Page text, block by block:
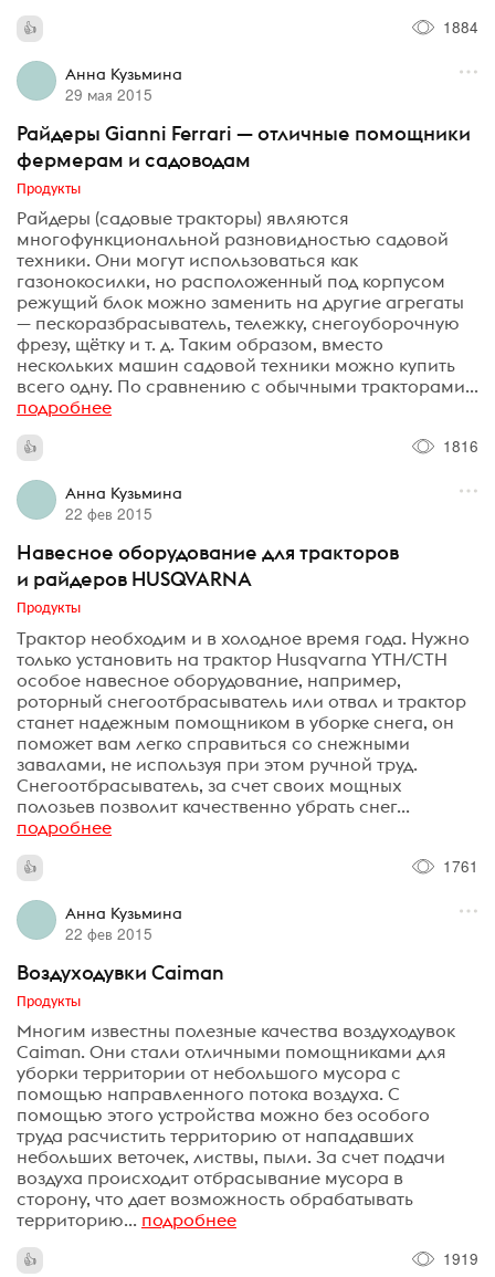
1884
Анна Кузьмина
29 мая 2015
Райдеры Gianni Ferrari — отличные помощники
фермерам и садоводам
Продукты
Райдеры (садовые тракторы) являются
многофункциональной разновидностью садовой
техники. Они могут использоваться как
газонокосилки, но расположенный под корпусом
режущий блок можно заменить на другие агрегаты
— пескоразбрасыватель, тележку, снегоуборочную
фрезу, щётку и т. д. Таким образом, вместо
нескольких машин садовой техники можно купить
всего одну. По сравнению с обычными тракторами...
подробнее
1816
Анна Кузьмина
22 фев 2015
Навесное оборудование для тракторов
и райдеров HUSQVARNA
Продукты
Трактор необходим и в холодное время года. Нужно
только установить на трактор Husqvarna YTH/CTH
особое навесное оборудование, например,
роторный снегоотбрасыватель или отвал и трактор
станет надежным помощником в уборке снега, он
поможет вам легко справиться со снежными
завалами, не используя при этом ручной труд.
Снегоотбрасыватель, за счет своих мощных
полозьев позволит качественно убрать снег...
подробнее
1761
Анна Кузьмина
22 фев 2015
Воздуходувки Caiman
Продукты
Многим известны полезные качества воздуходувок
Caiman. Они стали отличными помощниками для
уборки территории от небольшого мусора с
помощью направленного потока воздуха. С
помощью этого устройства можно без особого
труда расчистить территорию от нападавших
небольших веточек, листвы, пыли. За счет подачи
воздуха происходит отбрасывание мусора в
сторону, что дает возможность обрабатывать
территорию... подробнее
1919